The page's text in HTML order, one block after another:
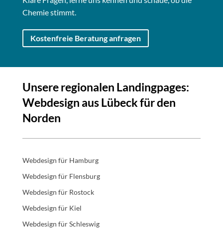
Chemie stimmt.
Kostenfreie Beratung anfragen
Unsere regionalen Landingpages:
Webdesign aus Lübeck für den
Norden
Webdesign für Hamburg
Webdesign für Flensburg
Webdesign für Rostock
Webdesign für Kiel
Webdesign für Schleswig